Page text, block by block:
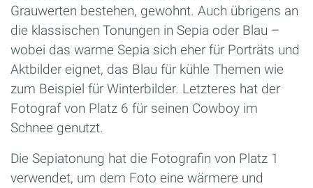
Grauwerten bestehen, gewohnt. Auch übrigens an
die klassischen Tonungen in Sepia oder Blau –
wobei das warme Sepia sich eher für Porträts und
Aktbilder eignet, das Blau für kühle Themen wie
zum Beispiel für Winterbilder. Letzteres hat der
Fotograf von Platz 6 für seinen Cowboy im
Schnee genutzt.
Die Sepiatonung hat die Fotografin von Platz 1
verwendet, um dem Foto eine wärmere und